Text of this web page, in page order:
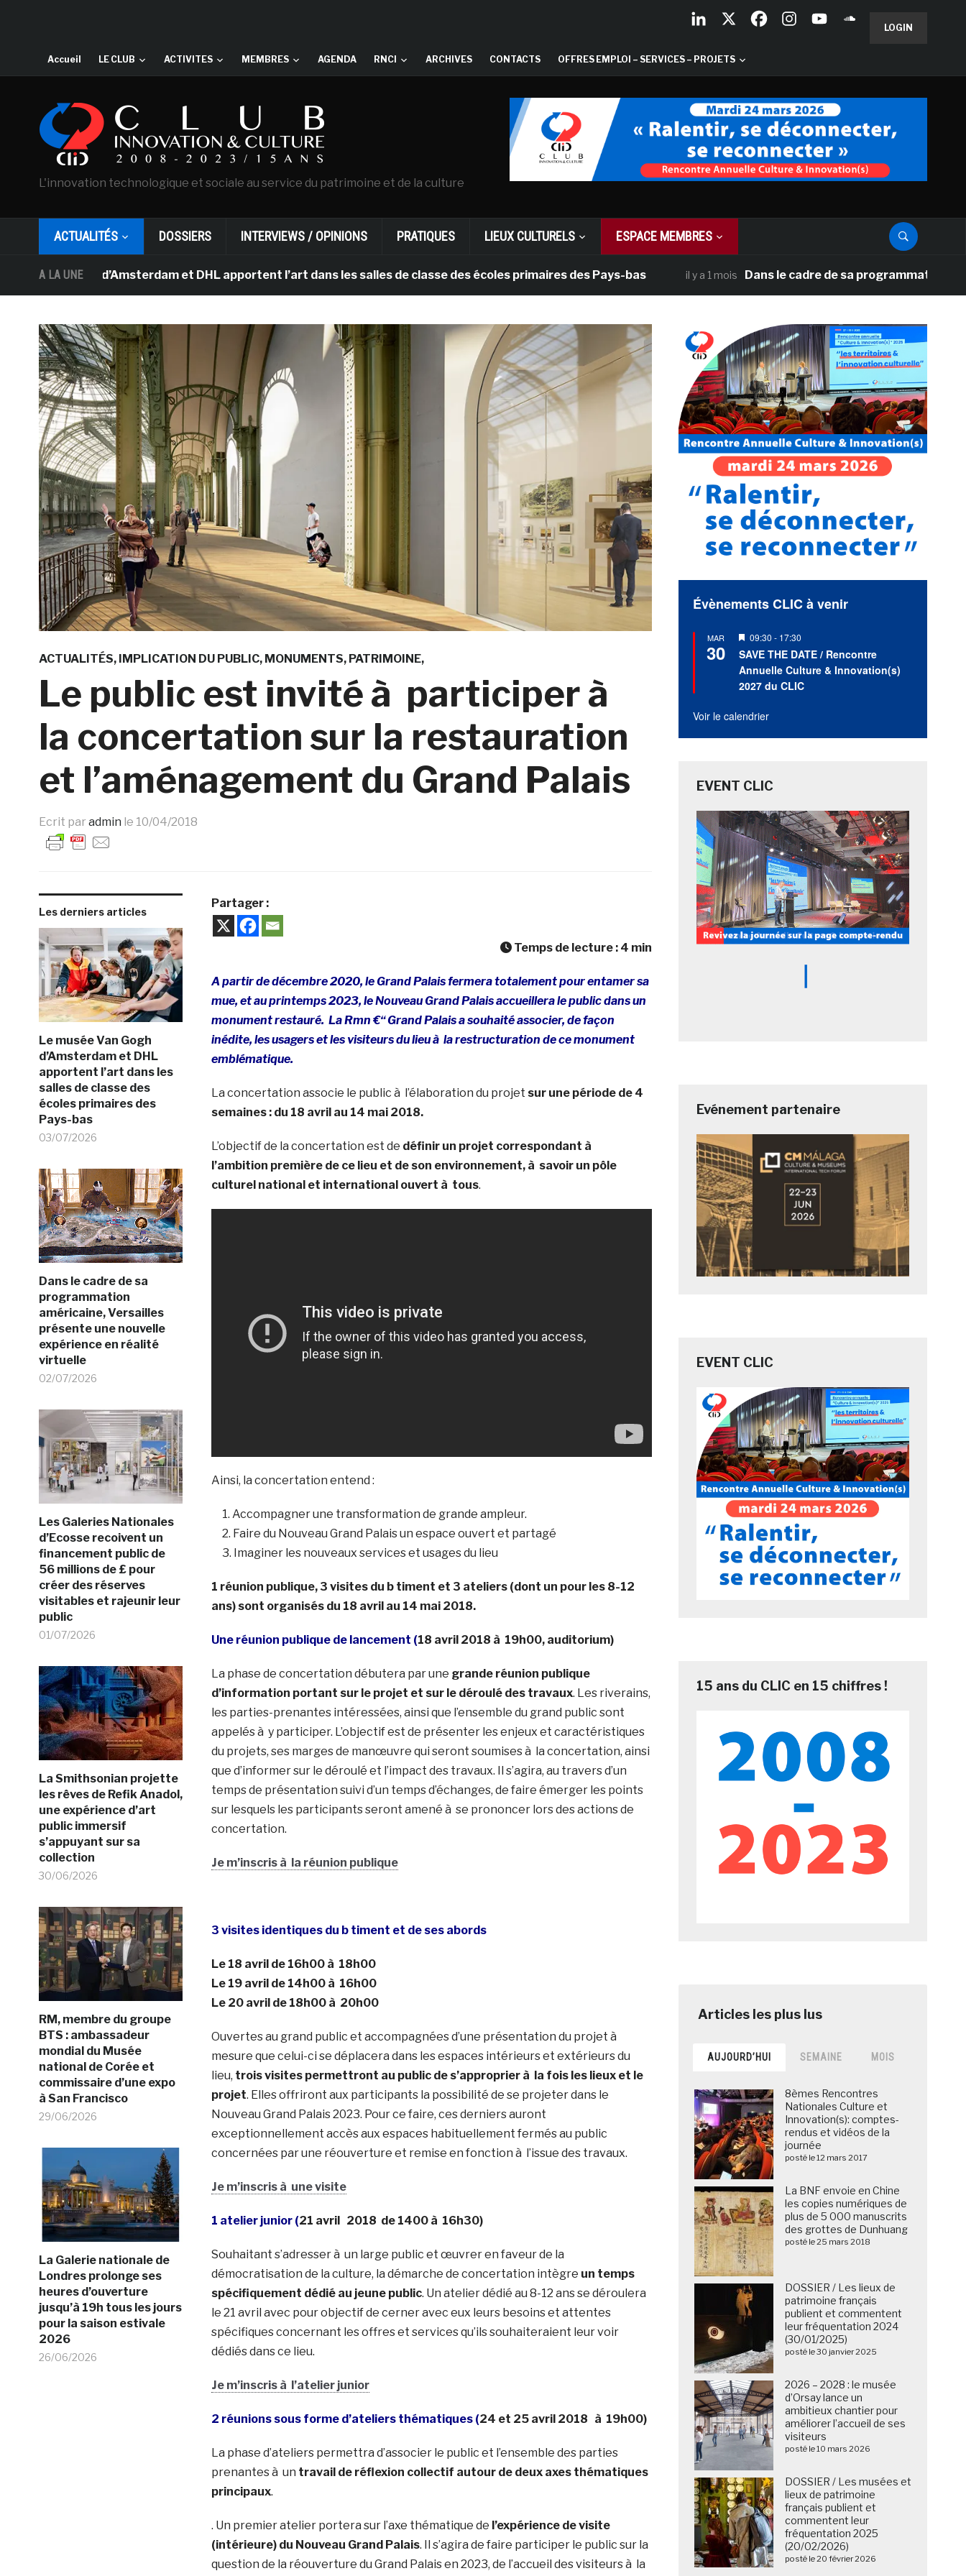
LOGIN
Accueil LE CLUB ACTIVITES MEMBRES AGENDA RNCI ARCHIVES CONTACTS OFFRES EMPLOI – SERVICES – PROJETS
L'innovation technologique et sociale au service du patrimoine et de la culture
ACTUALITÉS DOSSIERS INTERVIEWS / OPINIONS PRATIQUES LIEUX CULTURELS ESPACE MEMBRES
A LA UNE
Gogh d’Amsterdam et DHL apportent l’art dans les salles de classe des écoles primaires des Pays-bas il y a 1 mois Dans le cadre de sa programmation
ACTUALITÉS IMPLICATION DU PUBLIC MONUMENTS PATRIMOINE
Le public est invité à participer à
la concertation sur la restauration
et l’aménagement du Grand Palais
Ecrit par admin le 10/04/2018
Les derniers articles
Le musée Van Gogh
d’Amsterdam et DHL
apportent l’art dans les
salles de classe des
écoles primaires des
Pays-bas
03/07/2026
Dans le cadre de sa
programmation
américaine, Versailles
présente une nouvelle
expérience en réalité
virtuelle
02/07/2026
Les Galeries Nationales
d’Ecosse recoivent un
financement public de
56 millions de £ pour
créer des réserves
visitables et rajeunir leur
public
01/07/2026
La Smithsonian projette
les rêves de Refik Anadol,
une expérience d’art
public immersif
s’appuyant sur sa
collection
30/06/2026
RM, membre du groupe
BTS : ambassadeur
mondial du Musée
national de Corée et
commissaire d’une expo
à San Francisco
29/06/2026
La Galerie nationale de
Londres prolonge ses
heures d’ouverture
jusqu’à 19h tous les jours
pour la saison estivale
2026
26/06/2026
Partager :
Temps de lecture : 4 min
A partir de décembre 2020, le Grand Palais fermera totalement pour entamer sa
mue, et au printemps 2023, le Nouveau Grand Palais accueillera le public dans un
monument restauré. La Rmn €“ Grand Palais a souhaité associer, de façon
inédite, les usagers et les visiteurs du lieu à la restructuration de ce monument
emblématique.
La concertation associe le public à l’élaboration du projet sur une période de 4
semaines : du 18 avril au 14 mai 2018.
L’objectif de la concertation est de définir un projet correspondant à
l’ambition première de ce lieu et de son environnement, à savoir un pôle
culturel national et international ouvert à tous.
Ainsi, la concertation entend :
Accompagner une transformation de grande ampleur.
Faire du Nouveau Grand Palais un espace ouvert et partagé
Imaginer les nouveaux services et usages du lieu
1 réunion publique, 3 visites du b timent et 3 ateliers (dont un pour les 8-12
ans) sont organisés du 18 avril au 14 mai 2018.
Une réunion publique de lancement (18 avril 2018 à 19h00, auditorium)
La phase de concertation débutera par une grande réunion publique
d’information portant sur le projet et sur le déroulé des travaux. Les riverains,
les parties-prenantes intéressées, ainsi que l’ensemble du grand public sont
appelés à y participer. L’objectif est de présenter les enjeux et caractéristiques
du projets, ses marges de manœuvre qui seront soumises à la concertation, ainsi
que d’informer sur le déroulé et l’impact des travaux. Il s’agira, au travers d’un
temps de présentation suivi d’un temps d’échanges, de faire émerger les points
sur lesquels les participants seront amené à se prononcer lors des actions de
concertation.
Je m’inscris à la réunion publique
3 visites identiques du b timent et de ses abords
Le 18 avril de 16h00 à 18h00
Le 19 avril de 14h00 à 16h00
Le 20 avril de 18h00 à 20h00
Ouvertes au grand public et accompagnées d’une présentation du projet à
mesure que celui-ci se déplacera dans les espaces intérieurs et extérieurs du
lieu, trois visites permettront au public de s’approprier à la fois les lieux et le
projet. Elles offriront aux participants la possibilité de se projeter dans le
Nouveau Grand Palais 2023. Pour ce faire, ces derniers auront
exceptionnellement accès aux espaces habituellement fermés au public
concernées par une réouverture et remise en fonction à l’issue des travaux.
Je m’inscris à une visite
1 atelier junior (21 avril 2018 de 1400 à 16h30)
Souhaitant s’adresser à un large public et œuvrer en faveur de la
démocratisation de la culture, la démarche de concertation intègre un temps
spécifiquement dédié au jeune public. Un atelier dédié au 8-12 ans se déroulera
le 21 avril avec pour objectif de cerner avec eux leurs besoins et attentes
spécifiques concernant les offres et services qu’ils souhaiteraient leur voir
dédiés dans ce lieu.
Je m’inscris à l’atelier junior
2 réunions sous forme d’ateliers thématiques (24 et 25 avril 2018 à 19h00)
La phase d’ateliers permettra d’associer le public et l’ensemble des parties
prenantes à un travail de réflexion collectif autour de deux axes thématiques
principaux.
. Un premier atelier portera sur l’axe thématique de l’expérience de visite
(intérieure) du Nouveau Grand Palais. Il s’agira de faire participer le public sur la
question de la réouverture du Grand Palais en 2023, de l’accueil des visiteurs à la
Évènements CLIC à venir
MAR
30
Mis
en
avant
09:30 - 17:30
SAVE THE DATE / Rencontre
Annuelle Culture & Innovation(s)
2027 du CLIC
Voir le calendrier
EVENT CLIC
Evénement partenaire
EVENT CLIC
15 ans du CLIC en 15 chiffres !
AUJOURD’HUI SEMAINE MOIS
8èmes Rencontres
Nationales Culture et
Innovation(s): comptes-
rendus et vidéos de la
journée
posté le 12 mars 2017
La BNF envoie en Chine
les copies numériques de
plus de 5 000 manuscrits
des grottes de Dunhuang
posté le 25 mars 2018
DOSSIER / Les lieux de
patrimoine français
publient et commentent
leur fréquentation 2024
(30/01/2025)
posté le 30 janvier 2025
2026 – 2028 : le musée
d’Orsay lance un
ambitieux chantier pour
améliorer l’accueil de ses
visiteurs
posté le 10 mars 2026
DOSSIER / Les musées et
lieux de patrimoine
français publient et
commentent leur
fréquentation 2025
(20/02/2026)
posté le 20 février 2026